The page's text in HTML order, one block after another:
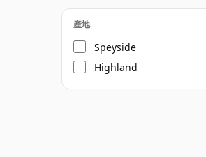
産地
Speyside
Highland